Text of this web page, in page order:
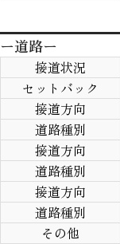
ー道路ー
接道状況
セットバック
接道方向
道路種別
接道方向
道路種別
接道方向
道路種別
その他